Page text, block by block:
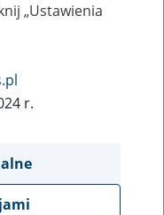
„Ustawienia
r.